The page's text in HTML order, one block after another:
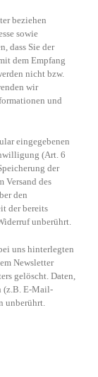
beziehen
sowie
dass Sie der
dem Empfang
nicht bzw.
wir
und
eingegebenen
(Art. 6
der
Versand des
den
der bereits
unberührt.
uns hinterlegten
Newsletter
gelöscht. Daten,
(z.B. E-Mail-
unberührt.